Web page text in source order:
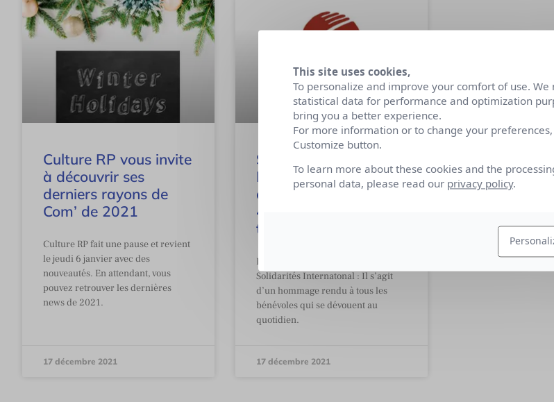
Culture RP vous invite
à découvrir ses
derniers rayons de
Com’ de 2021
Culture RP fait une pause et revient
le jeudi 6 janvier avec des
nouveautés. En attendant, vous
pouvez retrouver les dernières
news de 2021.
17 décembre 2021
Solidarités
International, une
campagne pour un
40ème anniversaire
toujours engagé
Découvrez la campagne de
Solidarités Internatonal : Il s’agit
d’un hommage rendu à tous les
bénévoles qui se dévouent au
quotidien.
17 décembre 2021
This site uses cookies,
To personalize and improve your comfort of use. We
statistical data for performance and optimization
bring you a better experience.
For more information or to change your
Customize button.
To learn more about these cookies and the
personal data, please read our privacy policy.